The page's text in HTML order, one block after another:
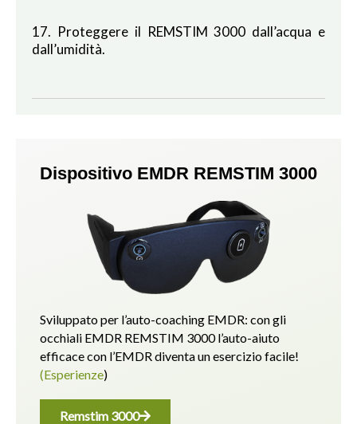
17. Proteggere il REMSTIM 3000 dall’acqua e
dall’umidità.
Dispositivo EMDR REMSTIM 3000
Sviluppato per l’auto-coaching EMDR: con gli
occhiali EMDR REMSTIM 3000 l’auto-aiuto
efficace con l’EMDR diventa un esercizio facile!
(Esperienze)
Remstim 3000